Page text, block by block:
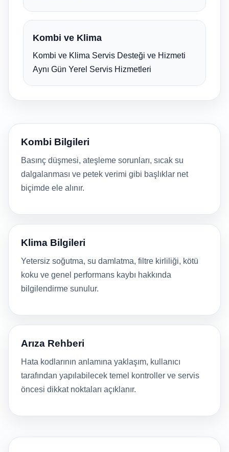
Kombi ve Klima
Kombi ve Klima Servis Desteği ve Hizmeti
Aynı Gün Yerel Servis Hizmetleri
Kombi Bilgileri
Basınç düşmesi, ateşleme sorunları, sıcak su
dalgalanması ve petek verimi gibi başlıklar net
biçimde ele alınır.
Klima Bilgileri
Yetersiz soğutma, su damlatma, filtre kirliliği, kötü
koku ve genel performans kaybı hakkında
bilgilendirme sunulur.
Arıza Rehberi
Hata kodlarının anlamına yaklaşım, kullanıcı
tarafından yapılabilecek temel kontroller ve servis
öncesi dikkat noktaları açıklanır.